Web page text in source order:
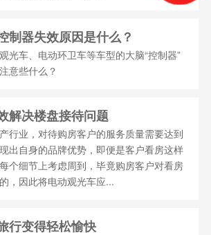
制器失效原因是什么？
光车、电动环卫车等车型的大脑“控制器”
意些什么？
解决楼盘接待问题
行业，对待购房客户的服务质量需要达到
出自身的品牌优势，即便是客户看房这样
个细节上考虑周到，毕竟购房客户对看房
，因此将电动观光车应...
行变得轻松愉快